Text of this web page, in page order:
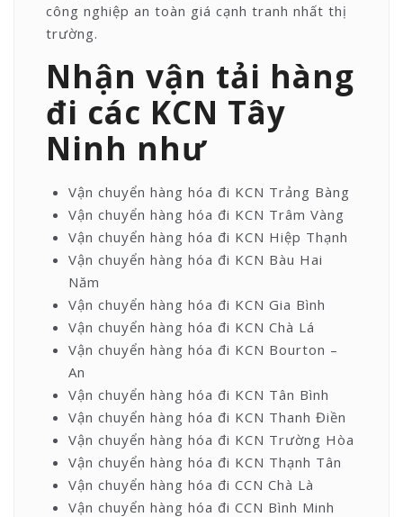
công nghiệp an toàn giá cạnh tranh nhất thị
trường.
Nhận vận tải hàng
đi các KCN Tây
Ninh như
Vận chuyển hàng hóa đi KCN Trảng Bàng
Vận chuyển hàng hóa đi KCN Trâm Vàng
Vận chuyển hàng hóa đi KCN Hiệp Thạnh
Vận chuyển hàng hóa đi KCN Bàu Hai
Năm
Vận chuyển hàng hóa đi KCN Gia Bình
Vận chuyển hàng hóa đi KCN Chà Lá
Vận chuyển hàng hóa đi KCN Bourton –
An
Vận chuyển hàng hóa đi KCN Tân Bình
Vận chuyển hàng hóa đi KCN Thanh Điền
Vận chuyển hàng hóa đi KCN Trường Hòa
Vận chuyển hàng hóa đi KCN Thạnh Tân
Vận chuyển hàng hóa đi CCN Chà Là
Vận chuyển hàng hóa đi CCN Bình Minh